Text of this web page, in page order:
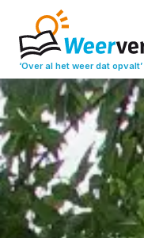
‘Over al het weer dat opvalt’